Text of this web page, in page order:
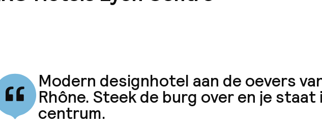
Modern designhotel aan de oevers
Rhône. Steek de burg over en je
centrum.